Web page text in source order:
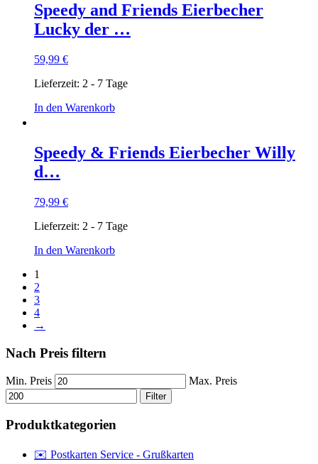
Speedy and Friends Eierbecher
Lucky der …
59,99 €
Lieferzeit: 2 - 7 Tage
In den Warenkorb
Speedy & Friends Eierbecher Willy
d…
79,99 €
Lieferzeit: 2 - 7 Tage
In den Warenkorb
1
2
3
4
→
Nach Preis filtern
Min. Preis Max. Preis
Filter
Produktkategorien
✉️ Postkarten Service - Grußkarten